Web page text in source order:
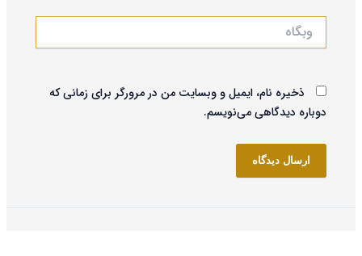
ذخیره نام، ایمیل و وبسایت من در مرورگر برای زمانی که
دوباره دیدگاهی می‌نویسم.